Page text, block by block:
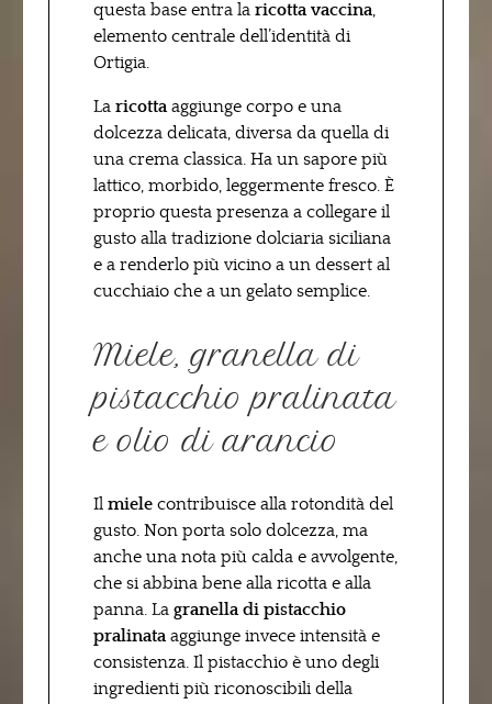
questa base entra la ricotta vaccina,
elemento centrale dell’identità di
Ortigia.
La ricottaaggiunge corpo e una
dolcezza delicata, diversa da quella di
una crema classica. Ha un sapore più
lattico, morbido, leggermente fresco. È
proprio questa presenza a collegare il
gusto alla tradizione dolciaria siciliana
e a renderlo più vicino a un dessert al
cucchiaio che a un gelato semplice.
Miele, granella di
pistacchio pralinata
e olio di arancio
Il miele contribuisce alla rotondità del
gusto. Non porta solo dolcezza, ma
anche una nota più calda e avvolgente,
che si abbina bene alla ricotta e alla
panna. La granella di pistacchio
pralinataaggiunge invece intensità e
consistenza. Il pistacchio è uno degli
ingredienti più riconoscibili della